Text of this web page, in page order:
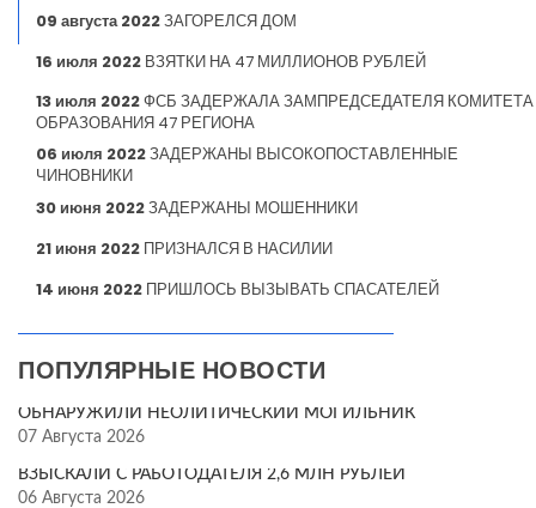
09 августа 2022ЗАГОРЕЛСЯ ДОМ
16 июля 2022 ВЗЯТКИ НА 47 МИЛЛИОНОВ РУБЛЕЙ
13 июля 2022ФСБ ЗАДЕРЖАЛА ЗАМПРЕДСЕДАТЕЛЯ КОМИТЕТА
ОБРАЗОВАНИЯ 47 РЕГИОНА
06 июля 2022ЗАДЕРЖАНЫ ВЫСОКОПОСТАВЛЕННЫЕ
ЧИНОВНИКИ
30 июня 2022ЗАДЕРЖАНЫ МОШЕННИКИ
21 июня 2022 ПРИЗНАЛСЯ В НАСИЛИИ
14 июня 2022 ПРИШЛОСЬ ВЫЗЫВАТЬ СПАСАТЕЛЕЙ
ПОПУЛЯРНЫЕ НОВОСТИ
ОБНАРУЖИЛИ НЕОЛИТИЧЕСКИЙ МОГИЛЬНИК
07 Августа 2026
ВЗЫСКАЛИ С РАБОТОДАТЕЛЯ 2,6 МЛН РУБЛЕЙ
06 Августа 2026